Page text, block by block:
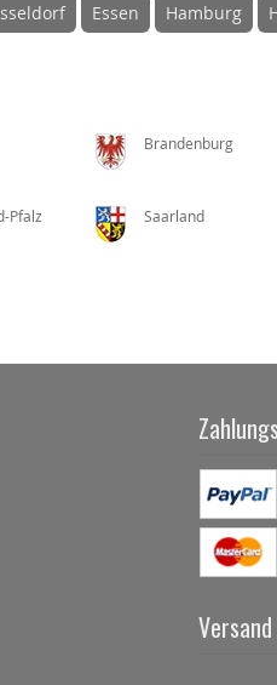
Essen Hamburg
Brandenburg
Pfalz Saarland
Versand